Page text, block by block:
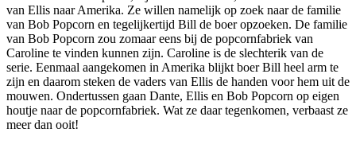
van Ellis naar Amerika. Ze willen namelijk op zoek naar de familie
van Bob Popcorn en tegelijkertijd Bill de boer opzoeken. De familie
van Bob Popcorn zou zomaar eens bij de popcornfabriek van
Caroline te vinden kunnen zijn. Caroline is de slechterik van de
serie. Eenmaal aangekomen in Amerika blijkt boer Bill heel arm te
zijn en daarom steken de vaders van Ellis de handen voor hem uit de
mouwen. Ondertussen gaan Dante, Ellis en Bob Popcorn op eigen
houtje naar de popcornfabriek. Wat ze daar tegenkomen, verbaast ze
meer dan ooit!